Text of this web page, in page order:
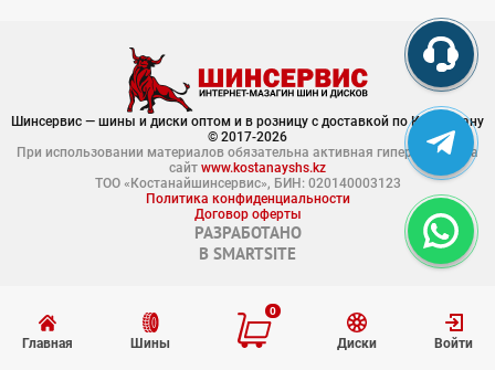
Главная Шины
0
Диски Войти
Шинсервис — шины и диски оптом и в розницу с доставкой по Казахстану
© 2017-2026
При использовании материалов обязательна активная гиперссылка на
сайт www.kostanayshs.kz
ТОО «Костанайшинсервис», БИН: 020140003123
Политика конфиденциальности
Договор оферты
РАЗРАБОТАНО
В SMARTSITE